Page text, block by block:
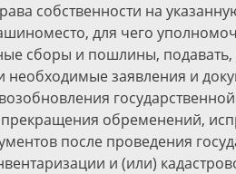
собственности на
для чего
сборы и пошлины, подавать,
необходимые заявления и
обременений,
после проведения
и (или)